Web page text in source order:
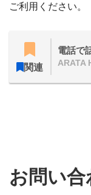
ご利用ください。
関連
電話で
ARATA
お問い